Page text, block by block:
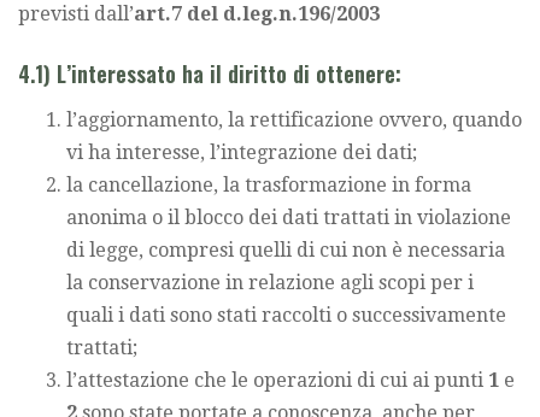
previsti dall’art.7 del d.leg.n.196/2003
4.1) L’interessato ha il diritto di ottenere:
l’aggiornamento, la rettificazione ovvero, quando
vi ha interesse, l’integrazione dei dati;
la cancellazione, la trasformazione in forma
anonima o il blocco dei dati trattati in violazione
di legge, compresi quelli di cui non è necessaria
la conservazione in relazione agli scopi per i
quali i dati sono stati raccolti o successivamente
trattati;
l’attestazione che le operazioni di cui ai punti 1 e